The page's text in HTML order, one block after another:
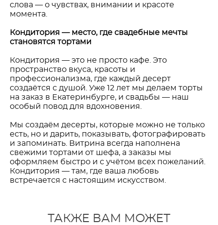
слова — о чувствах, внимании и красоте
момента.
Кондитория — место, где свадебные мечты
становятся тортами
Кондитория — это не просто кафе. Это
пространство вкуса, красоты и
профессионализма, где каждый десерт
создаётся с душой. Уже 12 лет мы делаем торты
на заказ в Екатеринбурге, и свадьбы — наш
особый повод для вдохновения.
Мы создаём десерты, которые можно не только
есть, но и дарить, показывать, фотографировать
и запоминать. Витрина всегда наполнена
свежими тортами от шефа, а заказы мы
оформляем быстро и с учётом всех пожеланий.
Кондитория — там, где ваша любовь
встречается с настоящим искусством.
ТАКЖЕ ВАМ МОЖЕТ